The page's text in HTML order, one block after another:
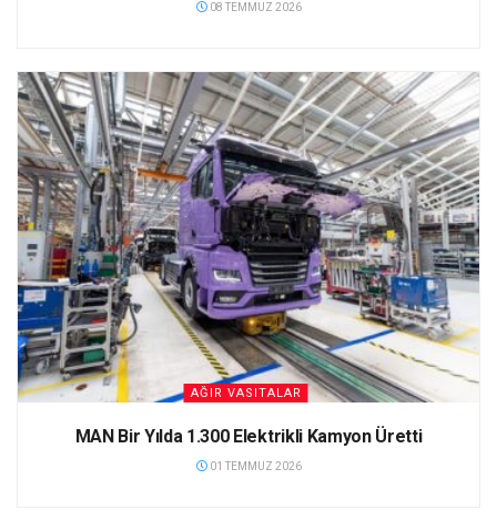
08 TEMMUZ 2026
AĞIR VASITALAR
MAN Bir Yılda 1.300 Elektrikli Kamyon Üretti
01 TEMMUZ 2026